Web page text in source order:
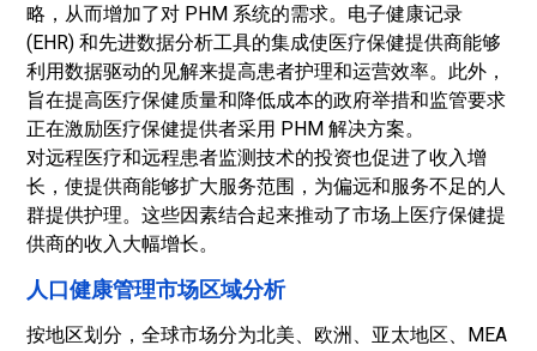
略，从而增加了对 PHM 系统的需求。电子健康记录
(EHR) 和先进数据分析工具的集成使医疗保健提供商能够
利用数据驱动的见解来提高患者护理和运营效率。此外，
旨在提高医疗保健质量和降低成本的政府举措和监管要求
正在激励医疗保健提供者采用 PHM 解决方案。
对远程医疗和远程患者监测技术的投资也促进了收入增
长，使提供商能够扩大服务范围，为偏远和服务不足的人
群提供护理。这些因素结合起来推动了市场上医疗保健提
供商的收入大幅增长。
人口健康管理市场区域分析
按地区划分，全球市场分为北美、欧洲、亚太地区、MEA